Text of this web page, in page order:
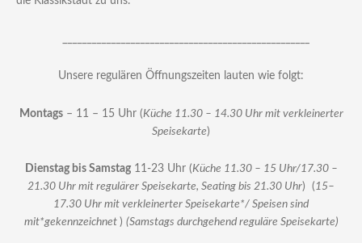
Unsere regulären Öffnungszeiten lauten wie folgt:
Montags– 11 – 15 Uhr (Küche 11.30 – 14.30 Uhr mit verkleinerter
Speisekarte)
Dienstag bis Samstag11-23 Uhr (Küche 11.30 – 15 Uhr/17.30 –
21.30 Uhr mit regulärer Speisekarte, Seating bis 21.30 Uhr) (15–
17.30 Uhr mit verkleinerter Speisekarte*/ Speisen sind
mit*gekennzeichnet ) (Samstags durchgehend reguläre Speisekarte)